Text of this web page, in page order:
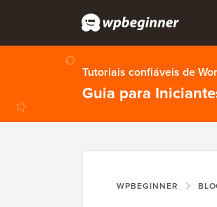
Tutoriais confiáveis de
Guia para
WPBEGINNER